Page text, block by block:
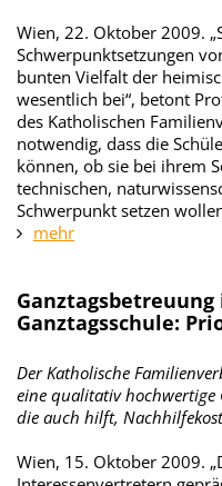
Wien, 22. Oktober 2009.
Schwerpunktsetzungen
bunten Vielfalt der
wesentlich bei“, betont
des Katholischen
notwendig, dass die
können, ob sie bei ihrem
technischen,
Schwerpunkt setzen
mehr
Ganztagsschule:
Der Katholische
eine qualitativ hochwertige
die auch hilft,
Wien, 15. Oktober 2009.